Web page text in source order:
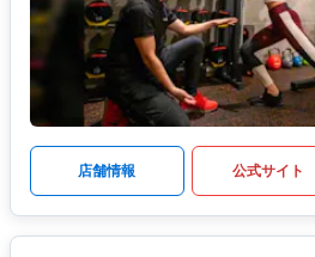
店舗情報 公式サイト